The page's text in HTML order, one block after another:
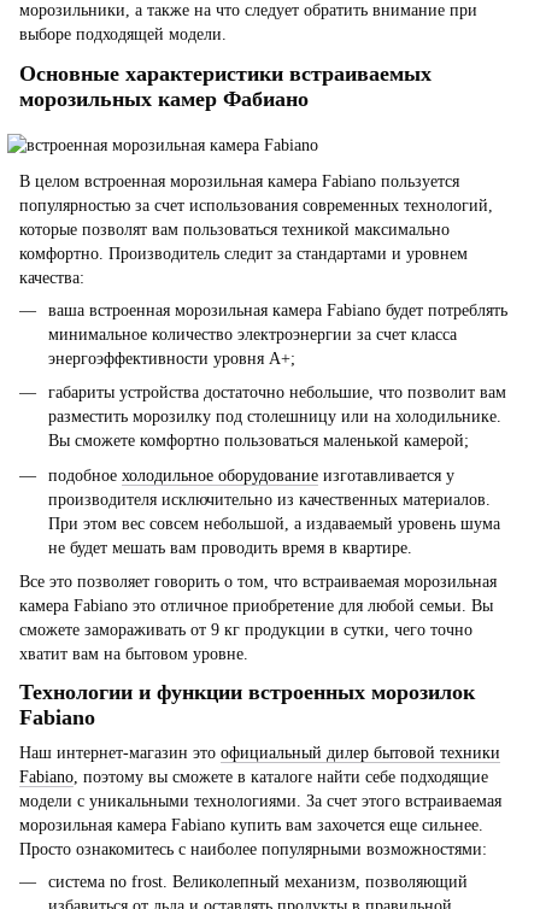
морозильники, а также на что следует обратить внимание при
выборе подходящей модели.
Основные характеристики встраиваемых
морозильных камер Фабиано
В целом встроенная морозильная камера Fabiano пользуется
популярностью за счет использования современных технологий,
которые позволят вам пользоваться техникой максимально
комфортно. Производитель следит за стандартами и уровнем
качества:
ваша встроенная морозильная камера Fabiano будет потреблять
минимальное количество электроэнергии за счет класса
энергоэффективности уровня А+;
габариты устройства достаточно небольшие, что позволит вам
разместить морозилку под столешницу или на холодильнике.
Вы сможете комфортно пользоваться маленькой камерой;
подобное холодильное оборудование изготавливается у
производителя исключительно из качественных материалов.
При этом вес совсем небольшой, а издаваемый уровень шума
не будет мешать вам проводить время в квартире.
Все это позволяет говорить о том, что встраиваемая морозильная
камера Fabiano это отличное приобретение для любой семьи. Вы
сможете замораживать от 9 кг продукции в сутки, чего точно
хватит вам на бытовом уровне.
Технологии и функции встроенных морозилок
Fabiano
Наш интернет-магазин это официальный дилер бытовой техники
Fabiano , поэтому вы сможете в каталоге найти себе подходящие
модели с уникальными технологиями. За счет этого встраиваемая
морозильная камера Fabiano купить вам захочется еще сильнее.
Просто ознакомитесь с наиболее популярными возможностями:
система no frost. Великолепный механизм, позволяющий